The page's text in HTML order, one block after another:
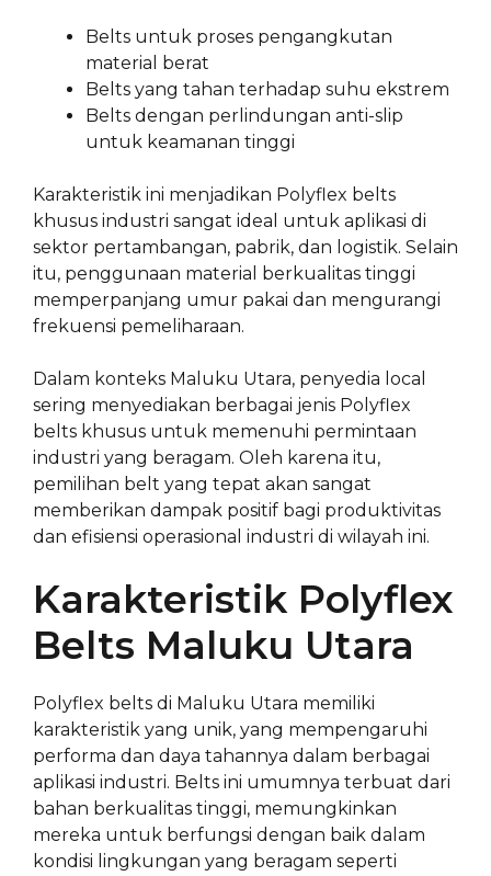
Belts untuk proses pengangkutan
material berat
Belts yang tahan terhadap suhu ekstrem
Belts dengan perlindungan anti-slip
untuk keamanan tinggi
Karakteristik ini menjadikan Polyflex belts
khusus industri sangat ideal untuk aplikasi di
sektor pertambangan, pabrik, dan logistik. Selain
itu, penggunaan material berkualitas tinggi
memperpanjang umur pakai dan mengurangi
frekuensi pemeliharaan.
Dalam konteks Maluku Utara, penyedia local
sering menyediakan berbagai jenis Polyflex
belts khusus untuk memenuhi permintaan
industri yang beragam. Oleh karena itu,
pemilihan belt yang tepat akan sangat
memberikan dampak positif bagi produktivitas
dan efisiensi operasional industri di wilayah ini.
Karakteristik Polyflex
Belts Maluku Utara
Polyflex belts di Maluku Utara memiliki
karakteristik yang unik, yang mempengaruhi
performa dan daya tahannya dalam berbagai
aplikasi industri. Belts ini umumnya terbuat dari
bahan berkualitas tinggi, memungkinkan
mereka untuk berfungsi dengan baik dalam
kondisi lingkungan yang beragam seperti